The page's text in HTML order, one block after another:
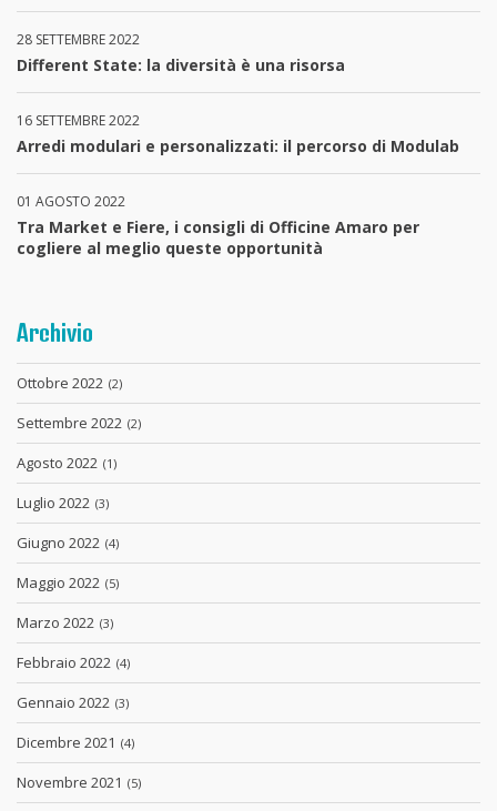
28 SETTEMBRE 2022
Different State: la diversità è una risorsa
16 SETTEMBRE 2022
Arredi modulari e personalizzati: il percorso di Modulab
01 AGOSTO 2022
Tra Market e Fiere, i consigli di Officine Amaro per
cogliere al meglio queste opportunità
Archivio
Ottobre 2022 (2)
Settembre 2022 (2)
Agosto 2022 (1)
Luglio 2022 (3)
Giugno 2022 (4)
Maggio 2022 (5)
Marzo 2022 (3)
Febbraio 2022 (4)
Gennaio 2022 (3)
Dicembre 2021 (4)
Novembre 2021 (5)